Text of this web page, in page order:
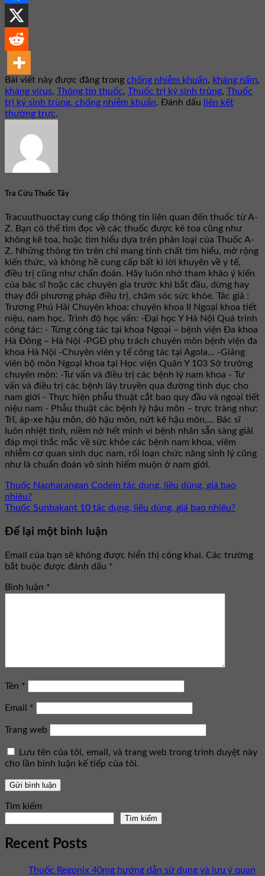
Bài viết này được đăng trong chống nhiễm khuẩn, kháng nấm,
kháng virus, Thông tin thuốc, Thuốc trị ký sinh trùng, Thuốc
trị ký sinh trùng, chống nhiễm khuẩn. Đánh dấu
liên kết
thường trực.
Tra Cứu Thuốc Tây
Tracuuthuoctay cung cấp thông tin liên quan đến thuốc từ A-
Z. Bạn có thể tìm đọc về các thuốc được kê toa cũng như
không kê toa, hoặc tìm hiểu dựa trên phân loại của Thuốc A-
Z. Những thông tin trên chỉ mang tính chất tìm hiểu, mở rộng
kiến thức, và không hề cung cấp bất kì lời khuyên về y tế,
điều trị cũng như chẩn đoán. Hãy luôn nhớ tham khảo ý kiến
của bác sĩ hoặc các chuyên gia trước khi bắt đầu, dừng hay
thay đổi phương pháp điều trị, chăm sóc sức khỏe. Tác giả :
Trương Phú Hải Chuyên khoa: chuyên khoa II Ngoại khoa tiết
niệu, nam học. Trình độ học vấn: -Đại học Y Hà Nội Quá trình
công tác: - Từng công tác tại khoa Ngoại – bệnh viện Đa khoa
Hà Đông – Hà Nội -PGĐ phụ trách chuyên môn bệnh viện đa
khoa Hà Nội -Chuyên viên y tế công tác tại Agola... -Giảng
viên bộ môn Ngoại khoa tại Học viện Quân Y 103 Sở trưởng
chuyên môn: -Tư vấn và điều trị các bệnh lý nam khoa - Tư
vấn và điều trị các bệnh lây truyền qua đường tình dục cho
nam giới - Thực hiện phẫu thuật cắt bao quy đầu và ngoại tiết
niệu nam - Phẫu thuật các bệnh lý hậu môn – trực tràng như:
Trĩ, áp-xe hậu môn, dò hậu môn, nứt kẽ hậu môn,... Bác sĩ
luôn nhiệt tình, niềm nở hết mình vì bệnh nhân sẵn sàng giải
đáp mọi thắc mắc về sức khỏe các bệnh nam khoa, viêm
nhiễm cơ quan sinh dục nam, rối loạn chức năng sinh lý cũng
như là chuẩn đoán vô sinh hiếm muộn ở nam giới.
Thuốc Napharangan Codein tác dụng, liều dùng, giá bao
nhiêu?
Thuốc Sunbakant 10 tác dụng, liều dùng, giá bao nhiêu?
Để lại một bình luận
Email của bạn sẽ không được hiển thị công khai. Các trường
bắt buộc được đánh dấu *
Bình luận *
Tên *
Email *
Trang web
Lưu tên của tôi, email, và trang web trong trình duyệt này
cho lần bình luận kế tiếp của tôi.
Tìm kiếm
Tìm kiếm
Recent Posts
Thuốc Regonix 40mg hướng dẫn sử dụng và lưu ý quan